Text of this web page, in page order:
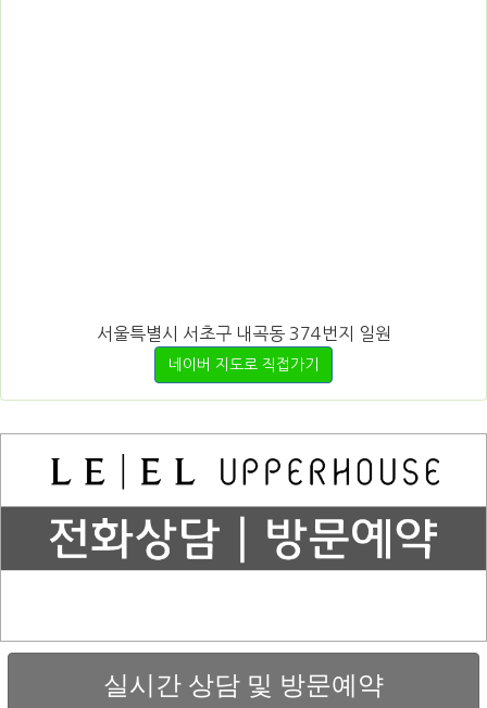
서울특별시 서초구 내곡동 374번지 일원
네이버 지도로 직접가기
실시간 상담 및 방문예약